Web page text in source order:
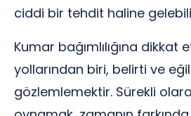
ciddi bir tehdit haline
Kumar bağımlılığına dikkat
yollarından biri, belirti ve
gözlemlemektir. Sürekli